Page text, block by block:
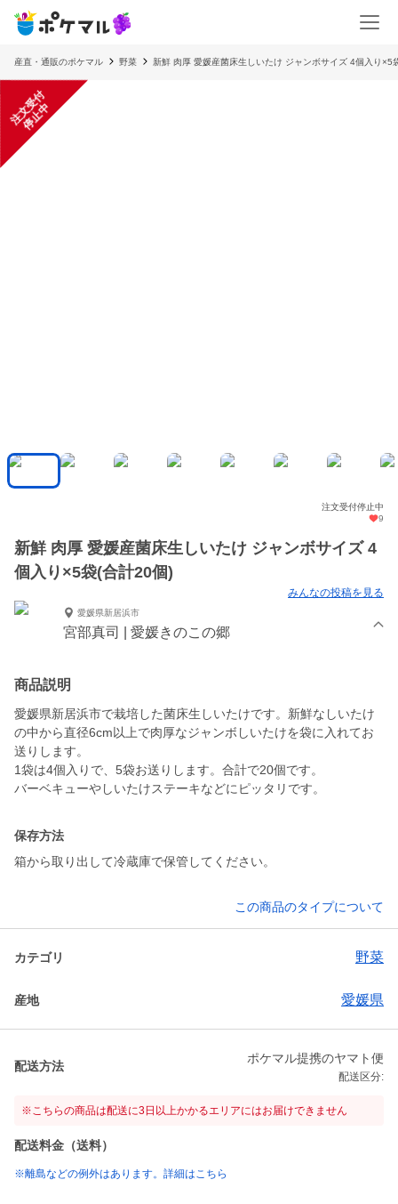
産直・通販のポケマル 野菜 新鮮 肉厚 愛媛産菌床生しいたけ ジャンボサイズ 4個入り×5
注
文
受
付
停
止
中
注文受付停止中
9
新鮮 肉厚 愛媛産菌床生しいたけ ジャンボサイズ 4
個入り×5袋(合計20個)
みんなの投稿を見る
愛媛県新居浜市
宮部真司 | 愛媛きのこの郷
商品説明
愛媛県新居浜市で栽培した菌床生しいたけです。新鮮なしいたけ
の中から直径6cm以上で肉厚なジャンボしいたけを袋に入れてお
送りします。
1袋は4個入りで、5袋お送りします。合計で20個です。
バーベキューやしいたけステーキなどにピッタリです。
保存方法
箱から取り出して冷蔵庫で保管してください。
この商品のタイプについて
カテゴリ 野菜
産地 愛媛県
配送方法
ポケマル提携のヤマト便
配送区分:
※こちらの商品は配送に3日以上かかるエリアにはお届けできません
配送料金（送料）
※離島などの例外はあります。詳細はこちら